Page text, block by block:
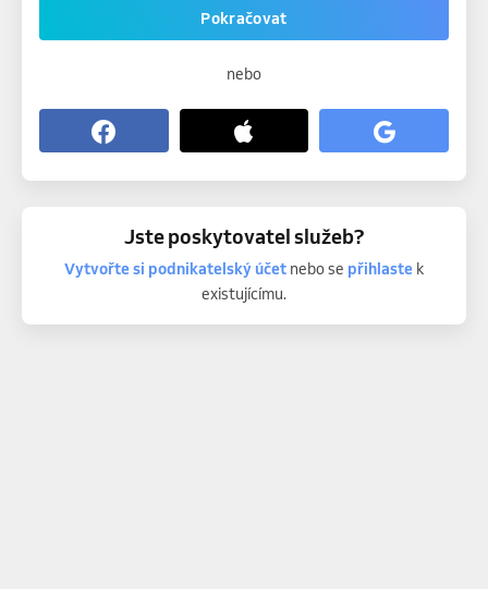
Pokračovat
nebo
Jste poskytovatel služeb?
Vytvořte si podnikatelský účetnebo se přihlastek
existujícímu.